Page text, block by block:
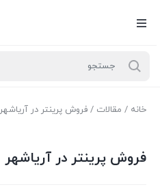
خانه / مقالات / فروش پرینتر در آریاشهر
فروش پرینتر در آریاشهر